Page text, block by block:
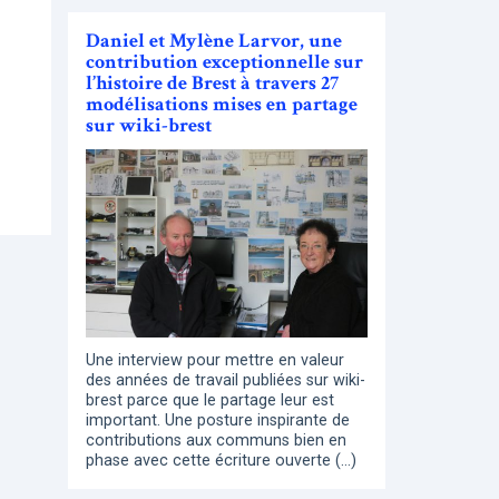
Daniel et Mylène Larvor, une
contribution exceptionnelle sur
l’histoire de Brest à travers 27
modélisations mises en partage
sur wiki-brest
Une interview pour mettre en valeur
des années de travail publiées sur wiki-
brest parce que le partage leur est
important. Une posture inspirante de
contributions aux communs bien en
phase avec cette écriture ouverte (…)